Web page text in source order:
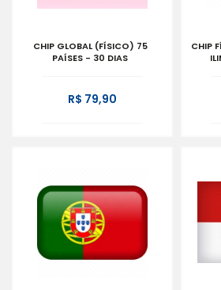
CHIP GLOBAL (FÍSICO) 75
PAÍSES - 30 DIAS
R$ 79,90
CHIP